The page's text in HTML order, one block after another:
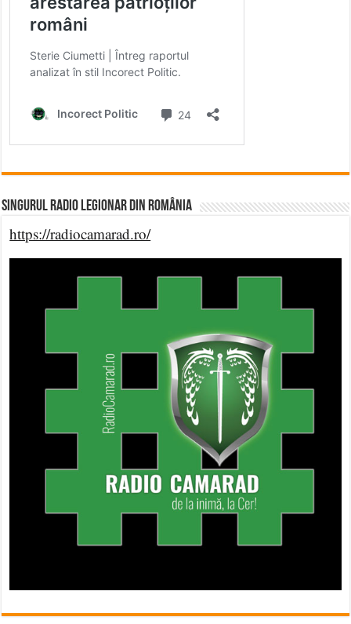
Singurul Radio Legionar din România
https://radiocamarad.ro/